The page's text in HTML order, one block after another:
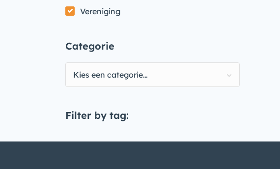
Vereniging
Categorie
Kies een categorie…
Filter by tag: